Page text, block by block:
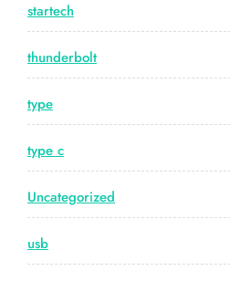
startech
thunderbolt
type
type c
Uncategorized
usb